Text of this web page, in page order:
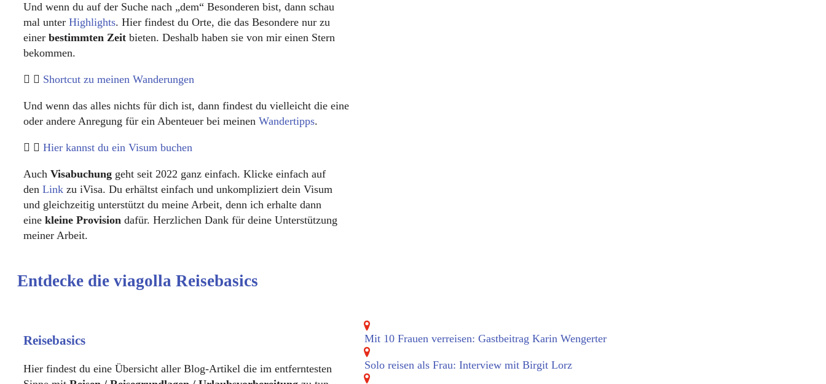
Und wenn du auf der Suche nach „dem“ Besonderen bist, dann schau
mal unter Highlights. Hier findest du Orte, die das Besondere nur zu
einer bestimmten Zeit bieten. Deshalb haben sie von mir einen Stern
bekommen.
Shortcut zu meinen Wanderungen
Und wenn das alles nichts für dich ist, dann findest du vielleicht die eine
oder andere Anregung für ein Abenteuer bei meinen Wandertipps.
Hier kannst du ein Visum buchen
Auch Visabuchung geht seit 2022 ganz einfach. Klicke einfach auf
den Link zu iVisa. Du erhältst einfach und unkompliziert dein Visum
und gleichzeitig unterstützt du meine Arbeit, denn ich erhalte dann
eine kleine Provision dafür. Herzlichen Dank für deine Unterstützung
meiner Arbeit.
Entdecke die viagolla Reisebasics
Reisebasics
Hier findest du eine Übersicht aller Blog-Artikel die im entferntesten
Mit 10 Frauen verreisen: Gastbeitrag Karin Wengerter
Solo reisen als Frau: Interview mit Birgit Lorz